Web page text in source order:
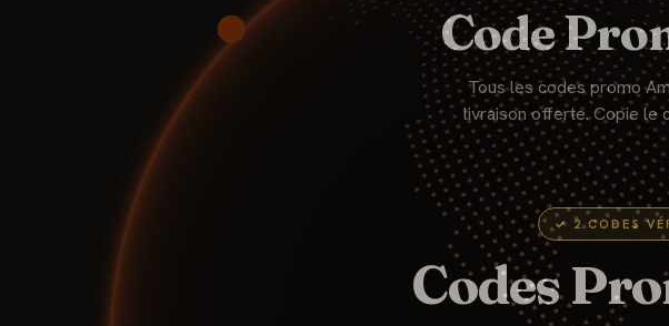
Code
Tous les codes promo
livraison offerte. Copie le
✓ 2CODES
Codes